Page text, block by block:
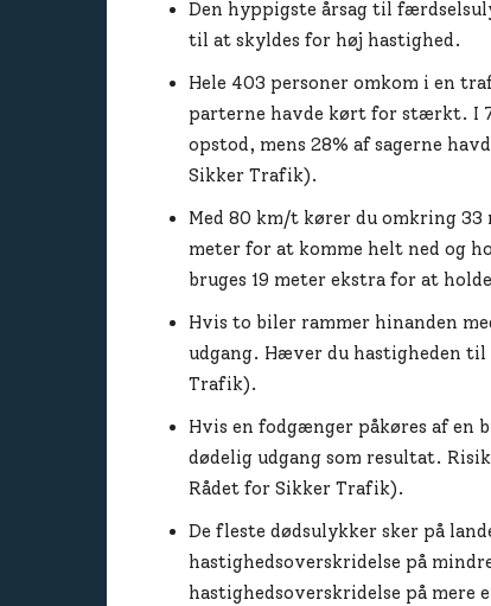
Den hyppigste årsag til
til at skyldes for høj hastighed.
Hele 403 personer omkom i en
parterne havde kørt for stærkt. I
opstod, mens 28% af sagerne
Sikker Trafik).
Med 80 km/t kører du omkring 33
meter for at komme helt ned og
bruges 19 meter ekstra for at
Hvis to biler rammer hinanden
udgang. Hæver du hastigheden
Trafik).
Hvis en fodgænger påkøres af
dødelig udgang som resultat.
Rådet for Sikker Trafik).
De fleste dødsulykker sker på
hastighedsoverskridelse på
hastighedsoverskridelse på